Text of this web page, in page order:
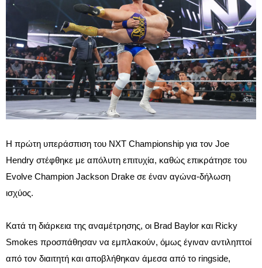
Η πρώτη υπεράσπιση του NXT Championship για τον Joe
Hendry στέφθηκε με απόλυτη επιτυχία, καθώς επικράτησε του
Evolve Champion Jackson Drake σε έναν αγώνα-δήλωση
ισχύος.
Κατά τη διάρκεια της αναμέτρησης, οι Brad Baylor και Ricky
Smokes προσπάθησαν να εμπλακούν, όμως έγιναν αντιληπτοί
από τον διαιτητή και αποβλήθηκαν άμεσα από το ringside,